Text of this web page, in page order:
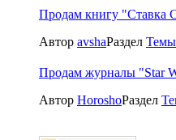
Продам книгу "Ставка
Автор avshaРаздел Темы
Продам журналы "Star
Автор HoroshoРаздел